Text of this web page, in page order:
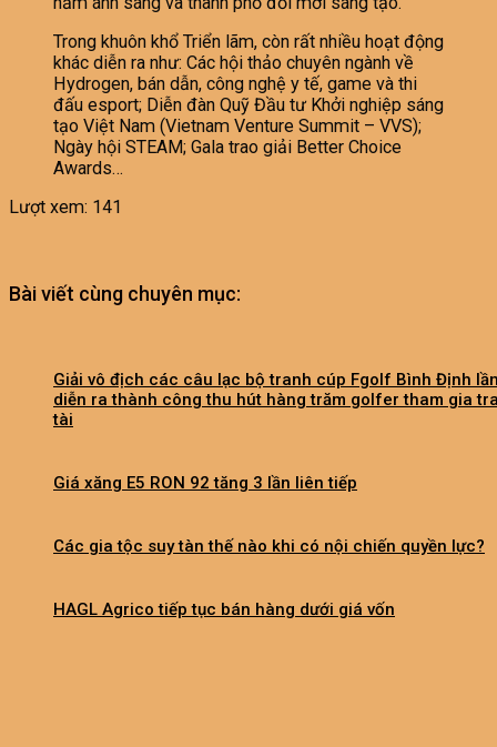
Trong khuôn khổ Triển lãm, còn rất nhiều hoạt động
khác diễn ra như: Các hội thảo chuyên ngành về
Hydrogen, bán dẫn, công nghệ y tế, game và thi
đấu esport; Diễn đàn Quỹ Đầu tư Khởi nghiệp sáng
tạo Việt Nam (Vietnam Venture Summit – VVS);
Ngày hội STEAM; Gala trao giải Better Choice
Awards…
Lượt xem: 141
Bài viết cùng chuyên mục:
Giải vô địch các câu lạc bộ tranh cúp Fgolf Bình Định
diễn ra thành công thu hút hàng trăm golfer tham gia
tài
Giá xăng E5 RON 92 tăng 3 lần liên tiếp
Các gia tộc suy tàn thế nào khi có nội chiến quyền lực?
HAGL Agrico tiếp tục bán hàng dưới giá vốn